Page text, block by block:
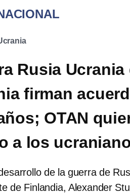
Rusia
firman
OTAN
a los
de la guerra de
de Finlandia, Alexander